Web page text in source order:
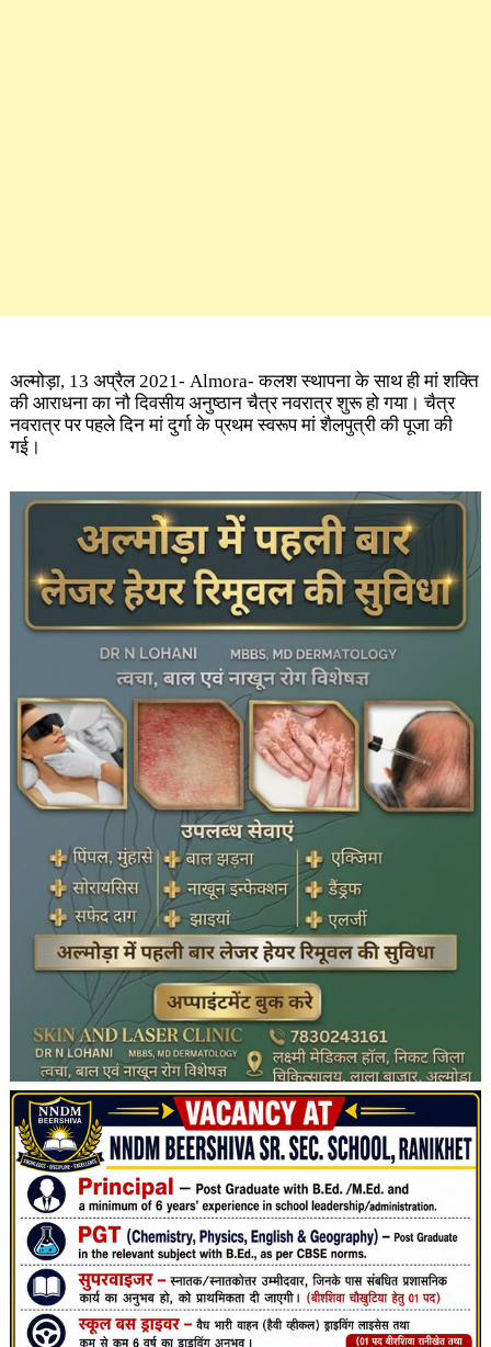
अल्मोड़ा, 13 अप्रैल 2021- Almora- कलश स्थापना के साथ ही मां शक्ति
की आराधना का नौ दिवसीय अनुष्ठान चैत्र नवरात्र शुरू हो गया। चैत्र
नवरात्र पर पहले दिन मां दुर्गा के प्रथम स्वरूप मां शैलपुत्री की पूजा की
गई।